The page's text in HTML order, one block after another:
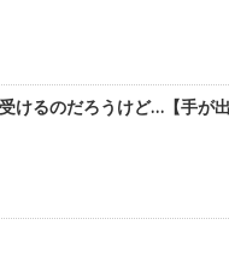
けるのだろうけど…【手